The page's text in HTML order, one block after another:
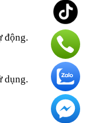
động.
dụng.